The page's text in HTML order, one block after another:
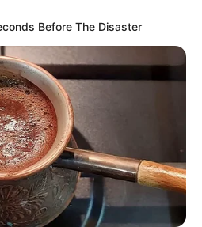
Before The Disaster